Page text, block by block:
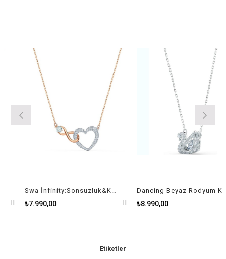
Swa İnfinity:Sonsuzluk&Kalp Kolye Pembe Altin Ve Rodyum Kaplama
₺7.990,00
Dancing Beyaz Rodyum Kaplama Kuğu Swan Kolye
₺8.990,00
Etiketler